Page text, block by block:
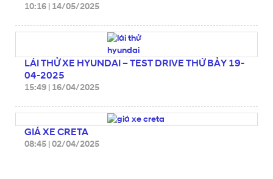
10:16 | 14/05/2025
LÁI THỬ XE HYUNDAI – TEST DRIVE THỨ BẢY 19-
04-2025
15:49 | 16/04/2025
GIÁ XE CRETA
08:45 |02/04/2025